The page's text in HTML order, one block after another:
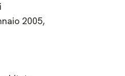
2005,